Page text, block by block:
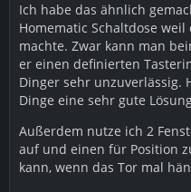
Ich habe das ähnlich
Homematic Schaltdose
machte. Zwar kann man
er einen definierten
Dinger sehr unzuverlässig.
Dinge eine sehr gute
Außerdem nutze ich 2
auf und einen für Position
kann, wenn das Tor mal